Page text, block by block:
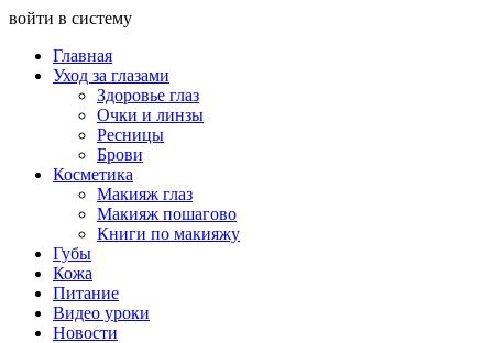
войти в систему
Главная
Уход за глазами
Здоровье глаз
Очки и линзы
Ресницы
Брови
Косметика
Макияж глаз
Макияж пошагово
Книги по макияжу
Губы
Кожа
Питание
Видео уроки
Новости